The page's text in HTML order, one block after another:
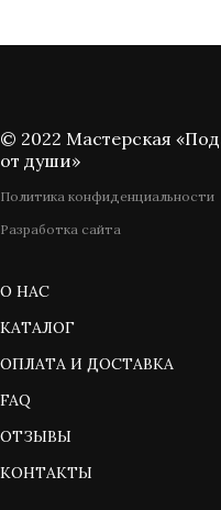
© 2022 Мастерская
от души»
Политика конфиденциальности
Разработка сайта
О НАС
КАТАЛОГ
ОПЛАТА И ДОСТАВКА
FAQ
ОТЗЫВЫ
КОНТАКТЫ